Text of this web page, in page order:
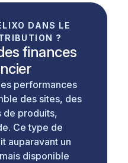
DANS LE
?
finances
performances
des sites, des
de produits,
Ce type de
auparavant un
disponible